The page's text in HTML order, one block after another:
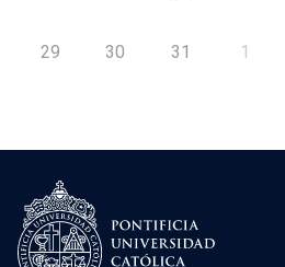
29 30 31 1